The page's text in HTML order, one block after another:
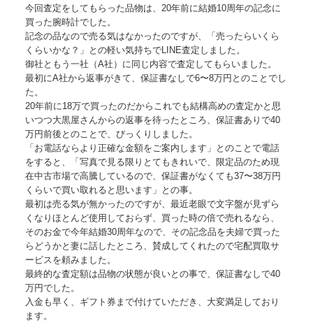
今回査定をしてもらった品物は、20年前に結婚10周年の記念に
買った腕時計でした。
記念の品なので売る気はなかったのですが、「売ったらいくら
くらいかな？」との軽い気持ちでLINE査定しました。
御社ともう一社（A社）に同じ内容で査定してもらいました。
最初にA社から返事がきて、保証書なしで6〜8万円とのことでし
た。
20年前に18万で買ったのだからこれでも結構高めの査定かと思
いつつ大黒屋さんからの返事を待ったところ、保証書ありで40
万円前後とのことで、びっくりしました。
「お電話ならより正確な金額をご案内します」とのことで電話
をすると、「写真で見る限りとてもきれいで、限定品のため現
在中古市場で高騰しているので、保証書がなくても37〜38万円
くらいで買い取れると思います」との事。
最初は売る気が無かったのですが、最近老眼で文字盤が見ずら
くなりほとんど使用しておらず、買った時の倍で売れるなら、
そのお金で今年結婚30周年なので、その記念品を夫婦で買った
らどうかと妻に話したところ、賛成してくれたので宅配買取サ
ービスを頼みました。
最終的な査定額は品物の状態が良いとの事で、保証書なしで40
万円でした。
入金も早く、ギフト券まで付けていただき、大変満足しており
ます。